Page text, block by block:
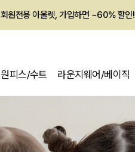
회원전용 아울렛, 가입하면 ~60% 할인!
원피스/수트 라운지웨어/베이직